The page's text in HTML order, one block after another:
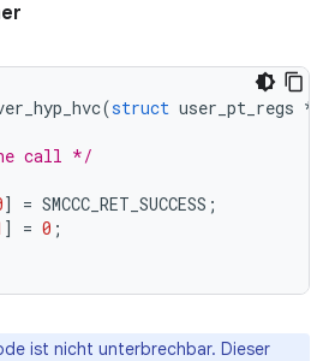
(struct user_pt_regs *
call */
] = SMCCC_RET_SUCCESS ;
] = 0 ;
ist nicht unterbrechbar. Dieser